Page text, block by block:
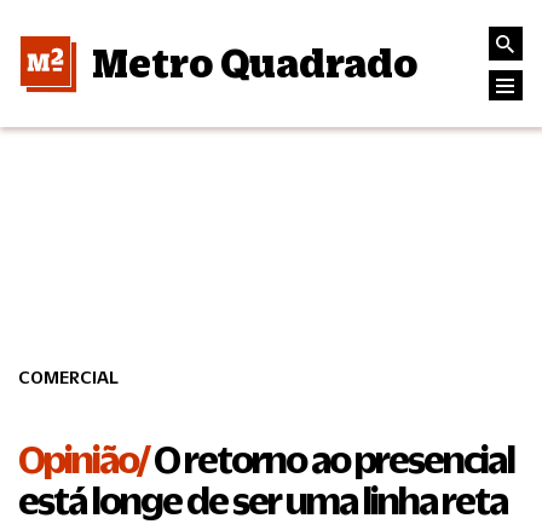
Metro Quadrado
COMERCIAL
Opinião/O retorno ao presencial
está longe de ser uma linha reta